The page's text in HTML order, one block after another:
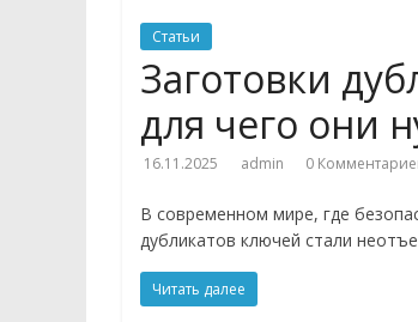
Статьи
Заготовки
для чего они
16.11.2025 admin 0
В современном мире, где
дубликатов ключей стали
Читать далее